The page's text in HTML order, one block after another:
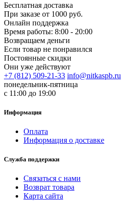
Бесплатная доставка
При заказе от 1000 руб.
Онлайн поддержка
Время работы: 8:00 - 20:00
Возвращаем деньги
Если товар не понравился
Постоянные скидки
Они уже действуют
+7 (812) 509-21-33 info@nitkaspb.ru
понедельник-пятница
с 11:00 до 19:00
Информация
Оплата
Информация о доставке
Служба поддержки
Связаться с нами
Возврат товара
Карта сайта